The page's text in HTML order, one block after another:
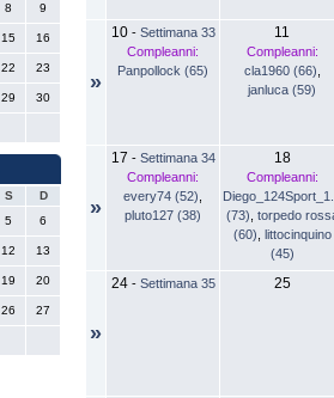
8 9
15 16
22 23
29 30
S
D
5 6
12 13
19 20
26 27
»
10- Settimana 33
Compleanni:
Panpollock (65)
11
Compleanni:
cla1960 (66)
janluca (59)
»
17 - Settimana 34
Compleanni:
every74 (52)
pluto127 (38)
18
Compleanni:
(73) torpedo
(60) littocinquino
(45)
»
24- Settimana 35 25